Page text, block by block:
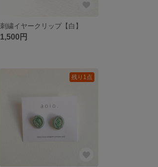
刺繍イヤークリップ【白】
1,500円
残り1点